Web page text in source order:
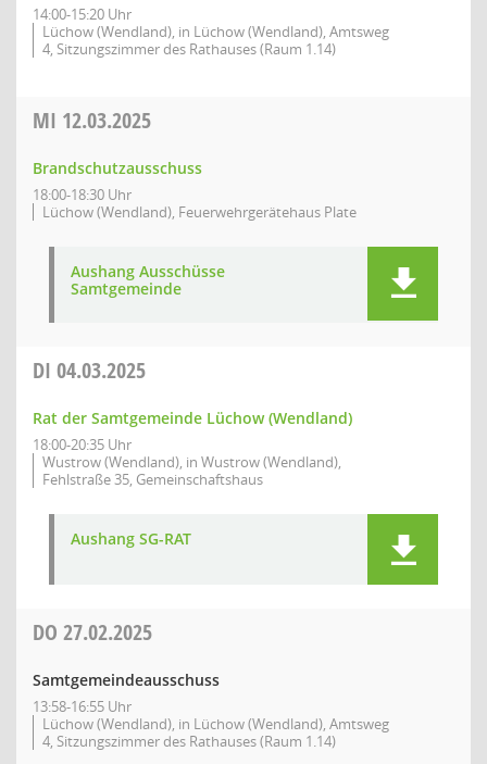
14:00-15:20 Uhr
Lüchow (Wendland), in Lüchow (Wendland), Amtsweg
4, Sitzungszimmer des Rathauses (Raum 1.14)
MI 12.03.2025
Brandschutzausschuss
18:00-18:30 Uhr
Lüchow (Wendland), Feuerwehrgerätehaus Plate
Aushang Ausschüsse
Samtgemeinde
DI 04.03.2025
Rat der Samtgemeinde Lüchow (Wendland)
18:00-20:35 Uhr
Wustrow (Wendland), in Wustrow (Wendland),
Fehlstraße 35, Gemeinschaftshaus
Aushang SG-RAT
DO 27.02.2025
Samtgemeindeausschuss
13:58-16:55 Uhr
Lüchow (Wendland), in Lüchow (Wendland), Amtsweg
4, Sitzungszimmer des Rathauses (Raum 1.14)